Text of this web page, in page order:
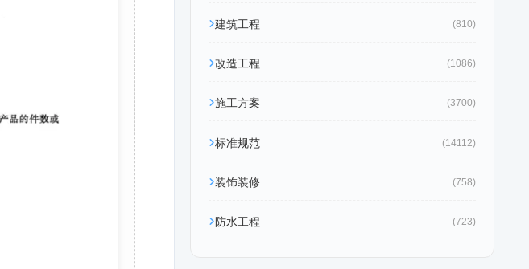
建筑工程 (810)
改造工程 (1086)
施工方案 (3700)
标准规范 (14112)
装饰装修 (758)
防水工程 (723)